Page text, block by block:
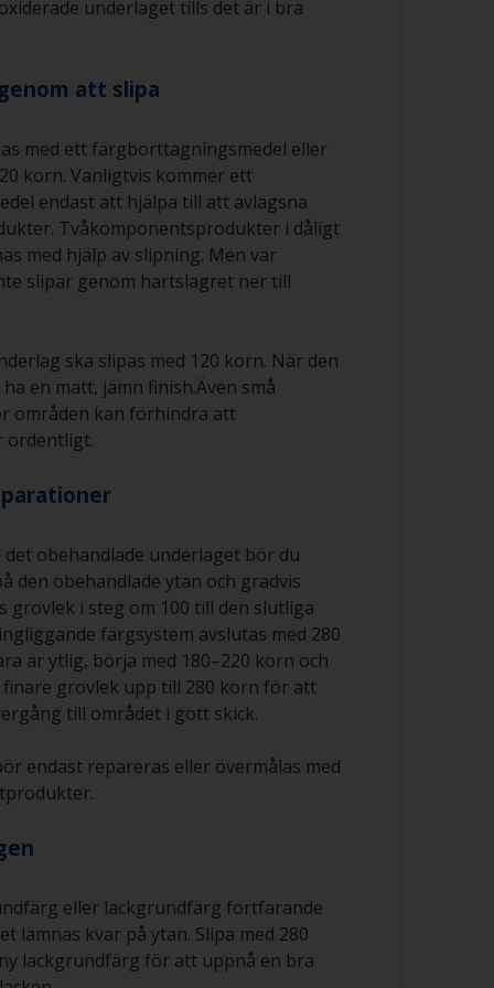
underlaget tills det är i bra
att slipa
med ett färgborttagningsmedel eller
korn. Vanligtvis kommer ett
endast att hjälpa till att avlägsna
Tvåkomponentsprodukter i dåligt
med hjälp av slipning. Men var
slipar genom hartslagret ner till
ska slipas med 120 korn. När den
en matt, jämn finish.Även små
områden kan förhindra att
ordentligt.
obehandlade underlaget bör du
den obehandlade ytan och gradvis
grovlek i steg om 100 till den slutliga
färgsystem avslutas med 280
är ytlig, börja med 180–220 korn och
grovlek upp till 280 korn för att
till området i gott skick.
endast repareras eller övermålas med
eller lackgrundfärg fortfarande
lämnas kvar på ytan. Slipa med 280
lackgrundfärg för att uppnå en bra